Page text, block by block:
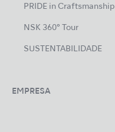
PRIDE in Craftsmanship
NSK 360° Tour
SUSTENTABILIDADE
EMPRESA